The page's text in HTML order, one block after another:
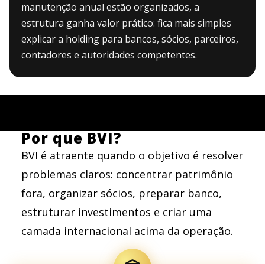
manutenção anual estão organizados, a
estrutura ganha valor prático: fica mais simples
explicar a holding para bancos, sócios, parceiros,
contadores e autoridades competentes.
Por que BVI?
BVI é atraente quando o objetivo é resolver
problemas claros: concentrar patrimônio
fora, organizar sócios, preparar banco,
estruturar investimentos e criar uma
camada internacional acima da operação.